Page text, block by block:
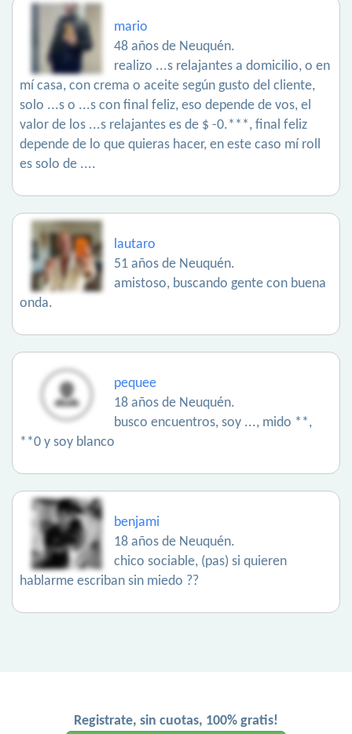
mario
48 años de Neuquén.
realizo ...s relajantes a domicilio, o en
mí casa, con crema o aceite según gusto del cliente,
solo ...s o ...s con final feliz, eso depende de vos, el
valor de los ...s relajantes es de $ -0.***, final feliz
depende de lo que quieras hacer, en este caso mí roll
es solo de ....
lautaro
51 años de Neuquén.
amistoso, buscando gente con buena
onda.
pequee
18 años de Neuquén.
busco encuentros, soy ..., mido **,
**0 y soy blanco
benjami
18 años de Neuquén.
chico sociable, (pas) si quieren
hablarme escriban sin miedo ??
Registrate, sin cuotas, 100% gratis!